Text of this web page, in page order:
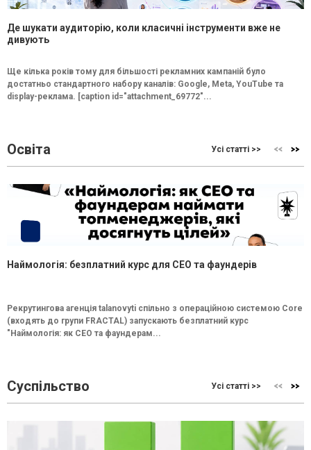
Де шукати аудиторію, коли класичні інструменти вже не
дивують
Ще кілька років тому для більшості рекламних кампаній було
достатньо стандартного набору каналів: Google, Meta, YouTube та
display-реклама. [caption id="attachment_69772"...
Освіта Усі статті >>
Наймологія: безплатний курс для CEO та фаундерів
Рекрутингова агенція talanovyti спільно з операційною системою Core
(входять до групи FRACTAL) запускають безплатний курс
"Наймологія: як СEO та фаундерам...
Суспільство Усі статті >>